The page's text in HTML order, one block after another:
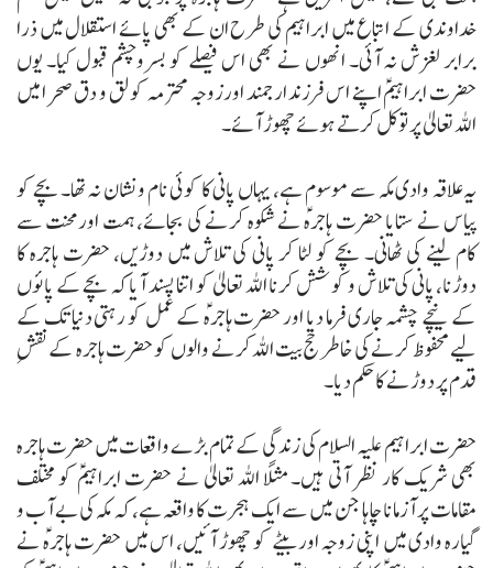
خداوندی کے اتباع میں ابراہیم کی طرح ان کے بھی پائے استقلال میں ذرا
برابر لغزش نہ آئی۔ انھوں نے بھی اس فیصلے کو بسروچشم قبول کیا۔یوں
حضرت ابراہیمؑ اپنے اس فرزند ارجمند اورزوجہ محترمہ کو لق و دق صحرا میں
اللہ تعالیٰ پر توکل کرتے ہوئے چھوڑ آئے۔
یہ علاقہ وادی مکہ سے موسوم ہے، یہاں پانی کا کوئی نام و نشان نہ تھا۔ بچے کو
پیاس نے ستایا حضرت ہاجرہؑ نے شکوہ کرنے کی بجائے، ہمت اورمحنت سے
کام لینے کی ٹھانی۔ بچے کو لٹا کر پانی کی تلاش میں دوڑیں، حضرت ہاجرہ کا
دوڑنا، پانی کی تلاش و کوشش کرنا اللہ تعالیٰ کو اتنا پسند آیا کہ بچے کے پائوں
کے نیچے چشمہ جاری فرما دیا اور حضرت ہاجرہؑ کے عمل کو رہتی دنیا تک کے
لیے محفوظ کرنے کی خاطر حج بیت اللہ کرنے والوں کو حضرت ہاجرہ کے نقشِ
قدم پر دوڑنے کاحکم دیا۔
حضرت ابراہیم علیہ السلام کی زندگی کے تمام بڑے واقعات میں حضرت ہاجرہ
بھی شریک کار نظر آتی ہیں۔مثلاً اللہ تعالیٰ نے حضرت ابراہیمؑ کو مختلف
مقامات پر آزمانا چاہا جن میں سے ایک ہجرت کا واقعہ ہے، کہ مکہ کی بے آب و
گیارہ وادی میں اپنی زوجہ اور بیٹے کو چھوڑ آئیں، اس میں حضرت ہاجرہؑ نے